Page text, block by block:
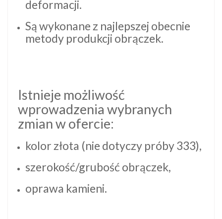
deformacji.
Są wykonane z najlepszej obecnie
metody produkcji obrączek.
Istnieje możliwość
wprowadzenia wybranych
zmian w ofercie:
kolor złota (nie dotyczy próby 333),
szerokość/grubość obrączek,
oprawa kamieni.